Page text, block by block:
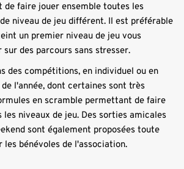
de faire jouer ensemble toutes les
niveau de jeu différent. Il est préférable
un premier niveau de jeu vous
des parcours sans stresser.
des compétitions, en individuel ou en
l'année, dont certaines sont très
en scramble permettant de faire
les niveaux de jeu. Des sorties amicales
sont également proposées toute
les bénévoles de l'association.